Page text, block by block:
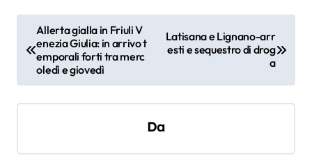
a
Allerta gialla in Friuli V
enezia Giulia: in arrivo t
emporali forti tra merc
oledì e giovedì
Latisana e Lignano-arr
esti e sequestro di drog
a
Da